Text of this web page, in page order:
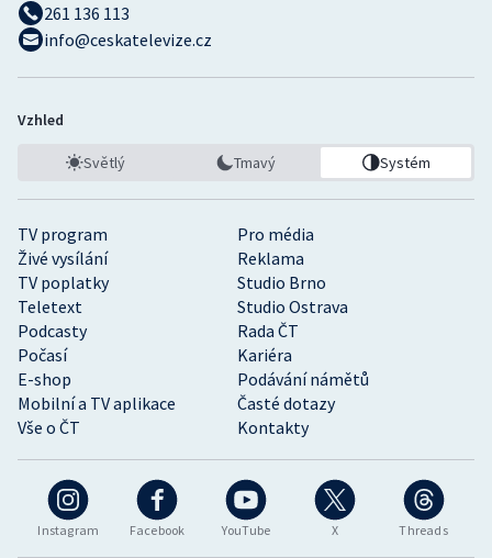
Instagram Facebook YouTube X Threads
TV program
Pro média
Živé vysílání
Reklama
TV poplatky
Studio Brno
Teletext
Studio Ostrava
Podcasty
Rada ČT
Počasí
Kariéra
E-shop
Podávání námětů
Mobilní a TV aplikace
Časté dotazy
Vše o ČT
Kontakty
261 136 113
info@ceskatelevize.cz
Vzhled
Světlý Tmavý Systém